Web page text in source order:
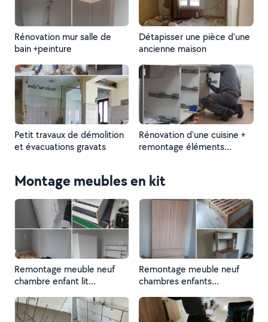
Rénovation mur salle de
bain +peinture
Détapisser une pièce d'une
ancienne maison
Petit travaux de démolition
et évacuations gravats
Rénovation d'une cuisine +
remontage éléments
Montage meubles en kit
Remontage meuble neuf
chambre enfant lit
Remontage meuble neuf
chambres enfants